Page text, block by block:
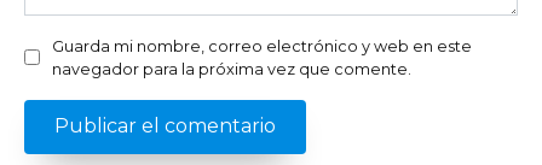
Guarda mi nombre, correo electrónico y web en este
navegador para la próxima vez que comente.